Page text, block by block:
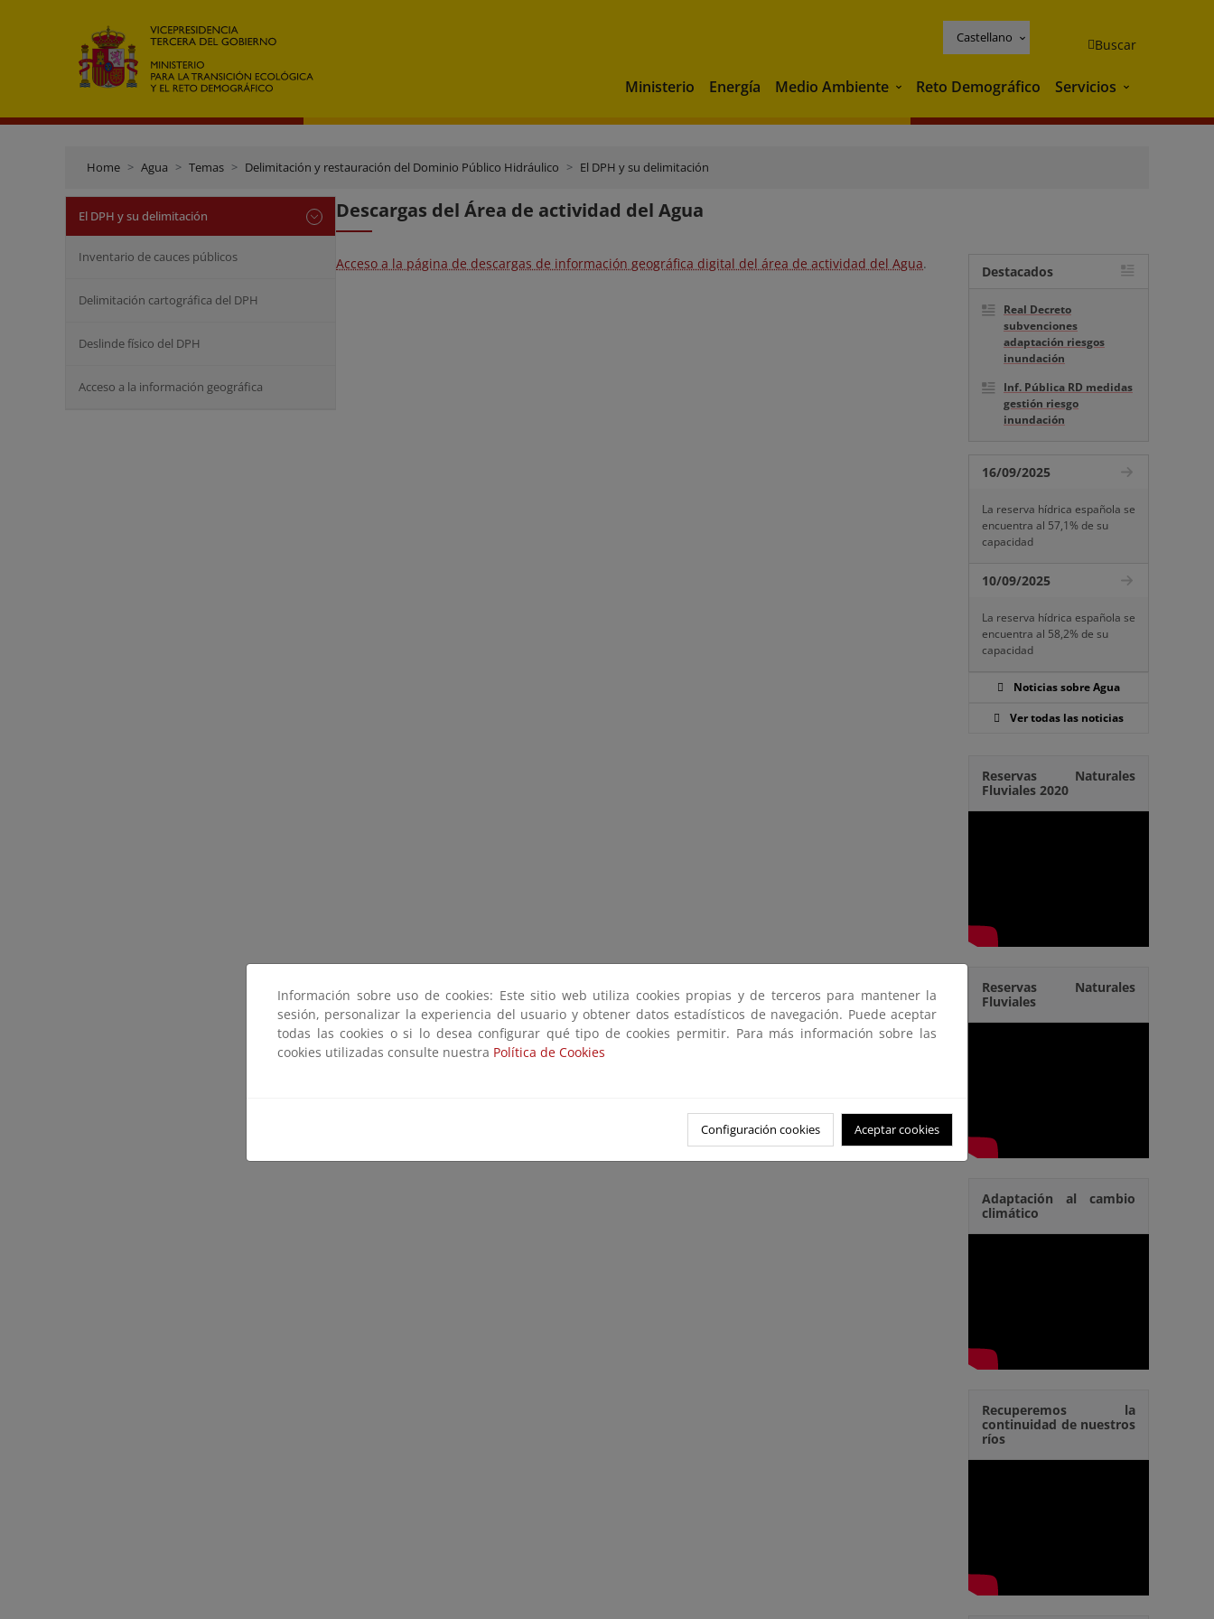
Castellano Buscar
Ministerio Energía Medio Ambiente Medio Ambiente
Reto Demográfico Servicios Servicios
Home Agua Temas Delimitación y restauración del Dominio Público Hidráulico El DPH y su delimitación
El DPH y su delimitación
Inventario de cauces públicos
Delimitación cartográfica del DPH
Deslinde físico del DPH
Acceso a la información geográfica
Descargas del Área de actividad del Agua
Acceso a la página de descargas de información geográfica digital del área de actividad del Agua. Destacados
Real Decreto
subvenciones
adaptación riesgos
inundación
Inf. Pública RD medidas
gestión riesgo
inundación
16/09/2025
La reserva hídrica española se
encuentra al 57,1% de su
capacidad
10/09/2025
La reserva hídrica española se
encuentra al 58,2% de su
capacidad
Noticias sobre Agua
Ver todas las noticias
Reservas Naturales
Fluviales 2020
Reservas Naturales
Fluviales
Adaptación al cambio
climático
Recuperemos la
continuidad de nuestros
ríos
Información sobre uso de cookies: Este sitio web utiliza cookies propias y de terceros para mantener la
sesión, personalizar la experiencia del usuario y obtener datos estadísticos de navegación. Puede aceptar
todas las cookies o si lo desea configurar qué tipo de cookies permitir. Para más información sobre las
cookies utilizadas consulte nuestra Política de Cookies
Configuración cookies Aceptar cookies